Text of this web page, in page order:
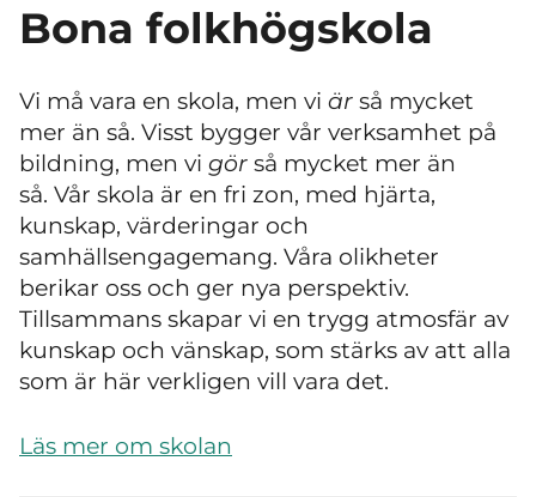
Bona folkhögskola
Vi må vara en skola, men vi är så mycket
mer än så. Visst bygger vår verksamhet på
bildning, men vi gör så mycket mer än
så. Vår skola är en fri zon, med hjärta,
kunskap, värderingar och
samhällsengagemang. Våra olikheter
berikar oss och ger nya perspektiv.
Tillsammans skapar vi en trygg atmosfär av
kunskap och vänskap, som stärks av att alla
som är här verkligen vill vara det.
Läs mer om skolan